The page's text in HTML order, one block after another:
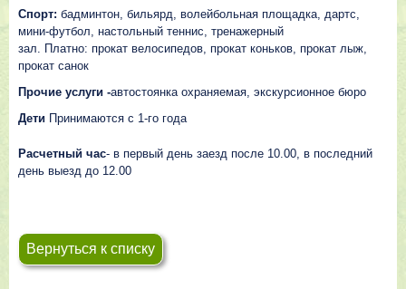
Спорт: бадминтон, бильярд, волейбольная площадка, дартс,
мини-футбол, настольный теннис, тренажерный
зал. Платно: прокат велосипедов, прокат коньков, прокат лыж,
прокат санок
Прочие услуги -автостоянка охраняемая, экскурсионное бюро
Дети Принимаются c 1-го года
Расчетный час- в первый день заезд после 10.00, в последний
день выезд до 12.00
Вернуться к списку